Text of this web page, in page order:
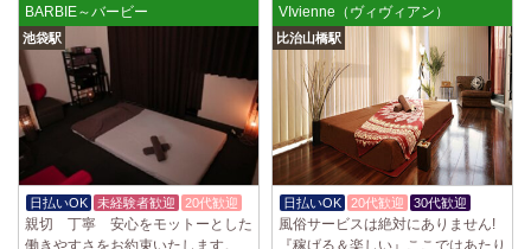
BARBIE～バービー
池袋駅
日払いOK 未経験者歓迎 20代歓迎
親切 丁寧 安心をモットーとした
働きやすさをお約束いたします。
VIvienne（ヴィヴィアン）
比治山橋駅
日払いOK 20代歓迎 30代歓迎
風俗サービスは絶対にありません!
『稼げる＆楽しい』ここではあたり